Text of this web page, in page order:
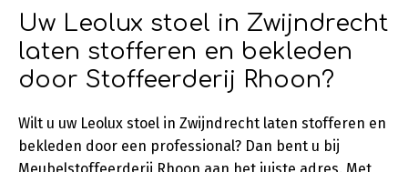
Uw Leolux stoel in Zwijndrecht
laten stofferen en bekleden
door Stoffeerderij Rhoon?
Wilt u uw Leolux stoel in Zwijndrecht laten stofferen en
bekleden door een professional? Dan bent u bij